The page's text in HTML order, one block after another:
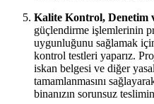
Kalite Kontrol, Denetim
güçlendirme işlemlerinin
uygunluğunu sağlamak
kontrol testleri yaparız.
iskan belgesi ve diğer
tamamlanmasını
binanızın sorunsuz